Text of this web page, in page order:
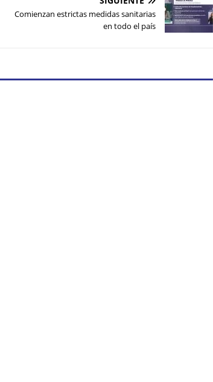
Comienzan estrictas medidas sanitarias
en todo el país